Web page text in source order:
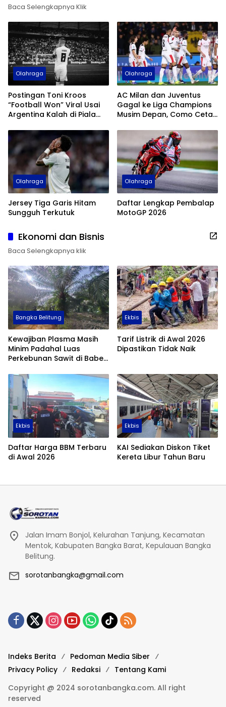
Baca Selengkapnya Klik
Olahraga
Postingan Toni Kroos
“Football Won” Viral Usai
Argentina Kalah di Piala
Olahraga
AC Milan dan Juventus
Gagal ke Liga Champions
Musim Depan, Como Cetak
Olahraga
Jersey Tiga Garis Hitam
Sungguh Terkutuk
Olahraga
Daftar Lengkap Pembalap
MotoGP 2026
Ekonomi dan Bisnis
Baca Selengkapnya klik
Bangka Belitung
Kewajiban Plasma Masih
Minim Padahal Luas
Perkebunan Sawit di Babel
Ekbis
Tarif Listrik di Awal 2026
Dipastikan Tidak Naik
Ekbis
Daftar Harga BBM Terbaru
di Awal 2026
Ekbis
KAI Sediakan Diskon Tiket
Kereta Libur Tahun Baru
Jalan Imam Bonjol, Kelurahan Tanjung, Kecamatan
Mentok, Kabupaten Bangka Barat, Kepulauan Bangka
Belitung.
sorotanbangka@gmail.com
Indeks Berita
Pedoman Media Siber
Privacy Policy
Redaksi
Tentang Kami
Copyright @ 2024 sorotanbangka.com. All right
reserved